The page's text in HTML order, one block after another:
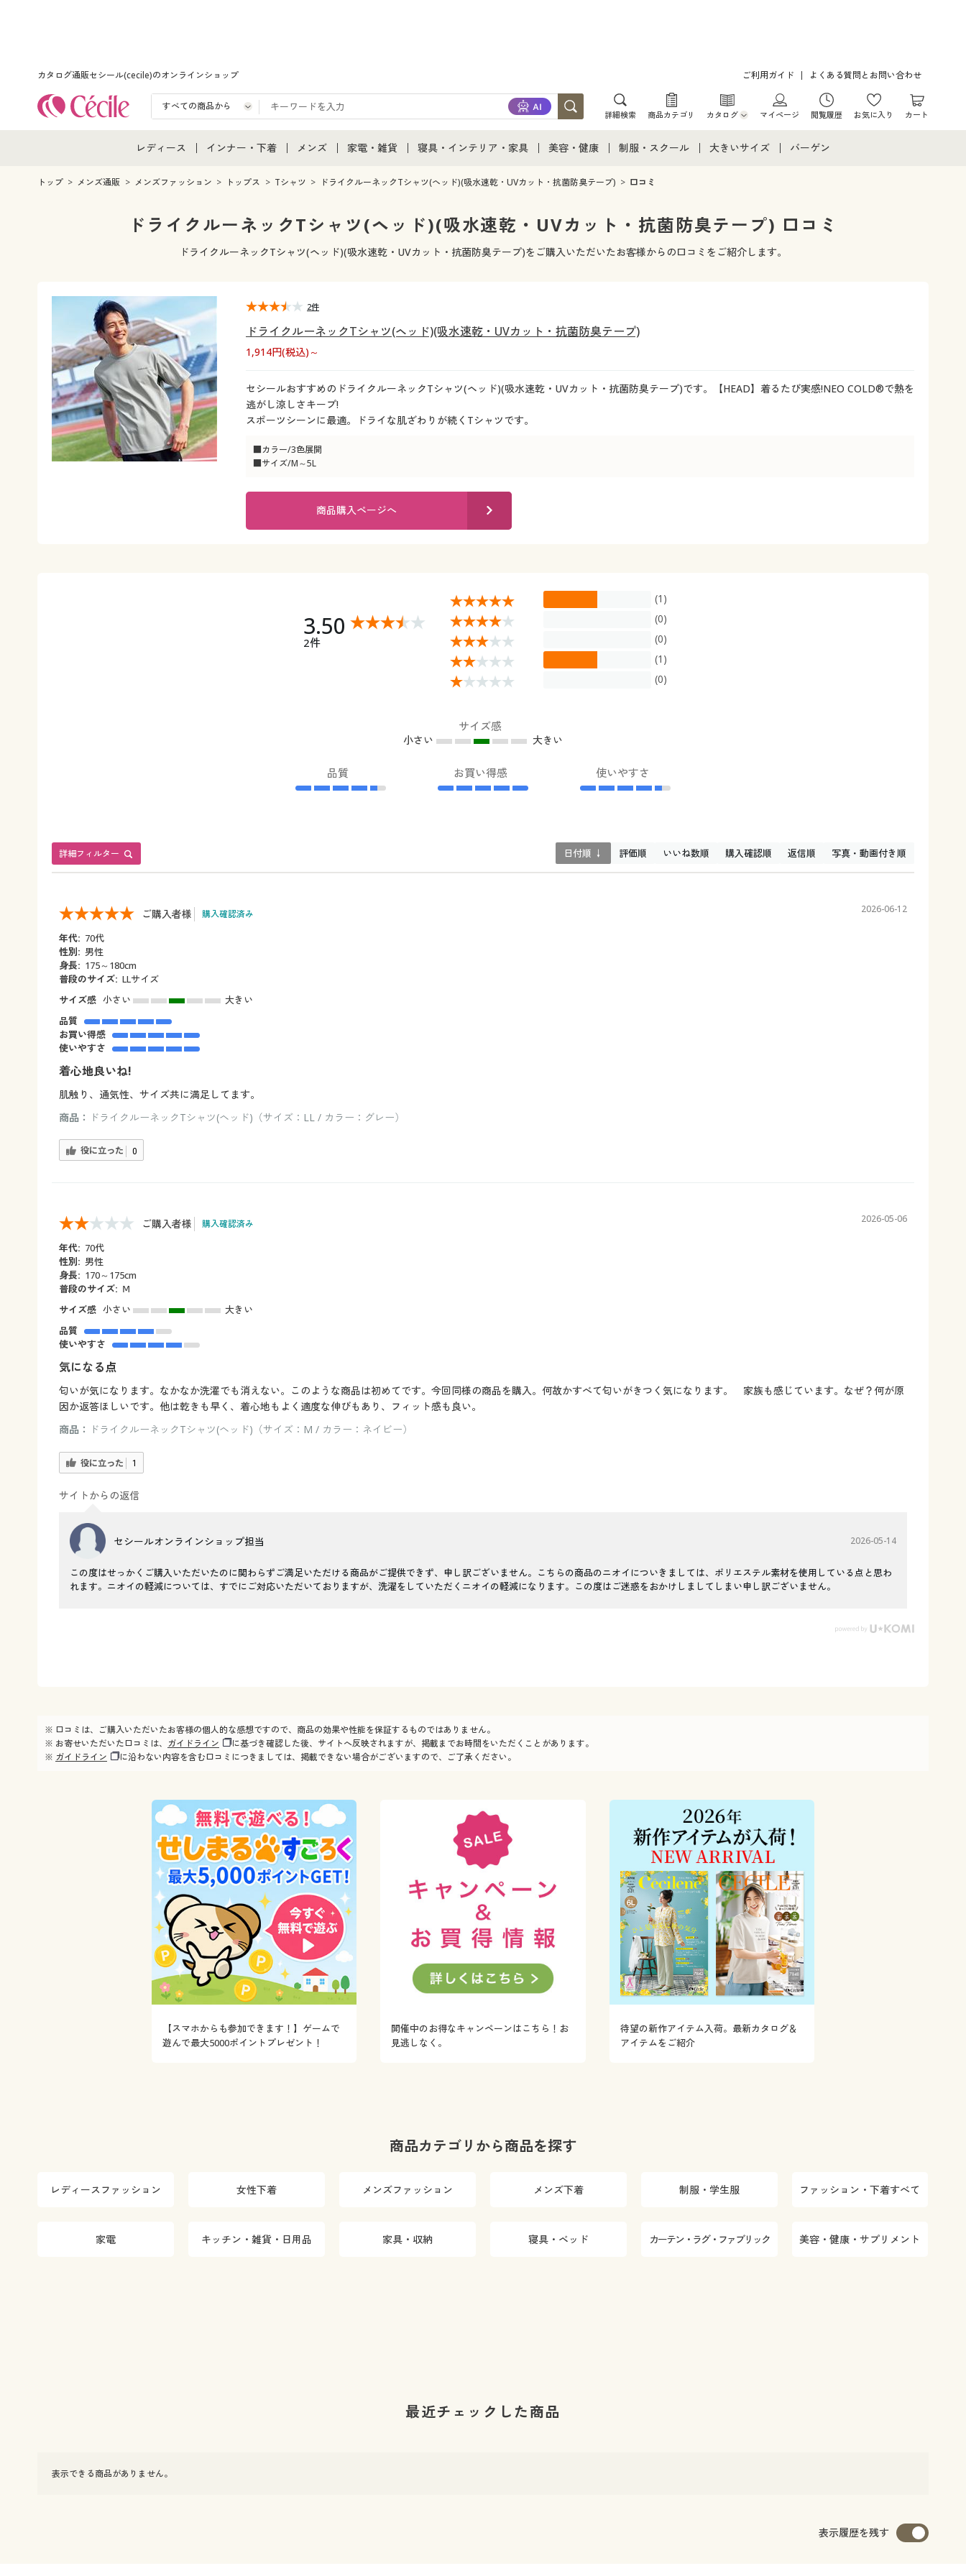
カタログ通販セシール(cecile)のオンラインショップ ご利用ガイド よくある質問とお問い合わせ
詳細検索 商品カテゴリ カタログ
カタログ・チラシからのご注文
マイページ 閲覧履歴 お気に入り カート
レディース
レディース通販すべて
レディースファッション
インナー・下着
インナー・下着通販すべて
女性下着
メンズ下着
メンズ
メンズ通販すべて
メンズ下着
家電・雑貨
家電・雑貨すべて
キッチン・雑貨・日用品
寝具・インテリア・家具
寝具・インテリア・家具通販すべて
家具・収納
寝具・ベッド
美容・健康
美容・健康通販すべて
美容・健康・サプリメント
制服・スクール
制服・スクールすべて
制服・学生服
ジュニア・ティーンズ下着
大きいサイズ
大きいサイズ レディース服
大きいサイズ レディース下着
バーゲン
シークレットセール
トップ メンズ通販 メンズファッション トップス Tシャツ ドライクルーネックTシャツ(ヘッド)(吸水速乾・UVカット・抗菌防臭テープ) 口コミ
ドライクルーネックTシャツ(ヘッド)(吸水速乾・UVカット・抗菌防臭テープ) 口コミ
ドライクルーネックTシャツ(ヘッド)(吸水速乾・UVカット・抗菌防臭テープ)をご購入いただいたお客様からの口コミをご紹介します。
ドライクルーネックTシャツ(ヘッド)(吸水速乾・UVカット・抗菌防臭テープ)
1,914円(税込)～
セシールおすすめのドライクルーネックTシャツ(ヘッド)(吸水速乾・UVカット・抗菌防臭テープ)です。【HEAD】着るたび実感!NEO COLD®で熱を
逃がし涼しさキープ!
スポーツシーンに最適。ドライな肌ざわりが続くTシャツです。
■カラー/3色展開
■サイズ/M～5L
2件
商品購入ページへ
3.50
2件
(1)
(0)
(0)
(1)
(0)
サイズ感
小さい 大きい
品質 お買い得感 使いやすさ
詳細フィルター 日付順 ↓ 評価順 いいね数順 購入確認順 返信順 写真・動画付き順
ご購入者様 購入確認済み 2026-06-12
年代: 70代
性別: 男性
身長: 175～180cm
普段のサイズ: LLサイズ
サイズ感 小さい
大きい
品質
お買い得感
使いやすさ
着心地良いね!
肌触り、通気性、サイズ共に満足してます。
商品：
ドライクルーネックTシャツ(ヘッド)（サイズ：LL / カラー：グレー）
役に立った 0
ご購入者様 購入確認済み 2026-05-06
年代: 70代
性別: 男性
身長: 170～175cm
普段のサイズ: Ⅿ
サイズ感 小さい
大きい
品質
使いやすさ
気になる点
匂いが気になります。なかなか洗濯でも消えない。このような商品は初めてです。今回同様の商品を購入。何故かすべて匂いがきつく気になります。 家族も感じています。なぜ？何が原
因か返答ほしいです。他は乾きも早く、着心地もよく適度な伸びもあり、フィット感も良い。
商品：
ドライクルーネックTシャツ(ヘッド)（サイズ：M / カラー：ネイビー）
役に立った 1
サイトからの返信
セシールオンラインショップ担当 2026-05-14
この度はせっかくご購入いただいたのに関わらずご満足いただける商品がご提供できず、申し訳ございません。こちらの商品のニオイについきましては、ポリエステル素材を使用している点と思わ
れます。ニオイの軽減については、すでにご対応いただいておりますが、洗濯をしていただくニオイの軽減になります。この度はご迷惑をおかけしましてしまい申し訳ございません。
※ 口コミは、ご購入いただいたお客様の個人的な感想ですので、商品の効果や性能を保証するものではありません。
※ お寄せいただいた口コミは、 ガイドライン
に基づき確認した後、サイトへ反映されますが、掲載までお時間をいただくことがあります。
※ ガイドライン に沿わない内容を含む口コミにつきましては、掲載できない場合がございますので、ご了承ください。
【スマホからも参加できます！】ゲームで
遊んで最大5000ポイントプレゼント！
開催中のお得なキャンペーンはこちら！お
見逃しなく。
待望の新作アイテム入荷。最新カタログ＆
アイテムをご紹介
商品カテゴリから商品を探す
レディースファッション 女性下着 メンズファッション メンズ下着 制服・学生服 ファッション・下着すべて
家電 キッチン・雑貨・日用品 家具・収納 寝具・ベッド カーテン・ラグ・ファブリック 美容・健康・サプリメント
最近チェックした商品
表示できる商品がありません。
表示履歴を残す